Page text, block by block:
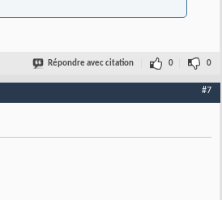
Répondre avec citation 0 0
#7